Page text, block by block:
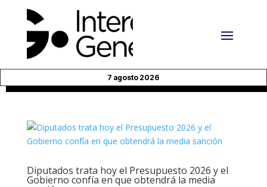
7 agosto 2026
Diputados trata hoy el Presupuesto 2026 y el
Gobierno confía en que obtendrá la media